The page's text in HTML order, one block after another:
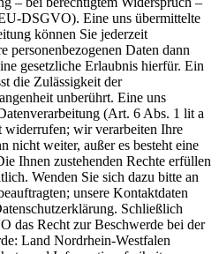
DSGVO). Eine uns übermittelte
können Sie jederzeit
personenbezogenen Daten dann
gesetzliche Erlaubnis hierfür. Ein
die Zulässigkeit der
unberührt. Eine uns
(Art. 6 Abs. 1 lit a
wir verarbeiten Ihre
nicht weiter, außer es besteht eine
Ihnen zustehenden Rechte erfüllen
Wenden Sie sich dazu bitte an
unsere Kontaktdaten
Schließlich
das Recht zur Beschwerde bei der
Land Nordrhein-Westfalen